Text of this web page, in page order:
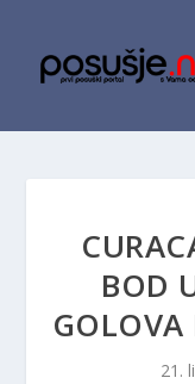
BOD
GOLOVA
21.